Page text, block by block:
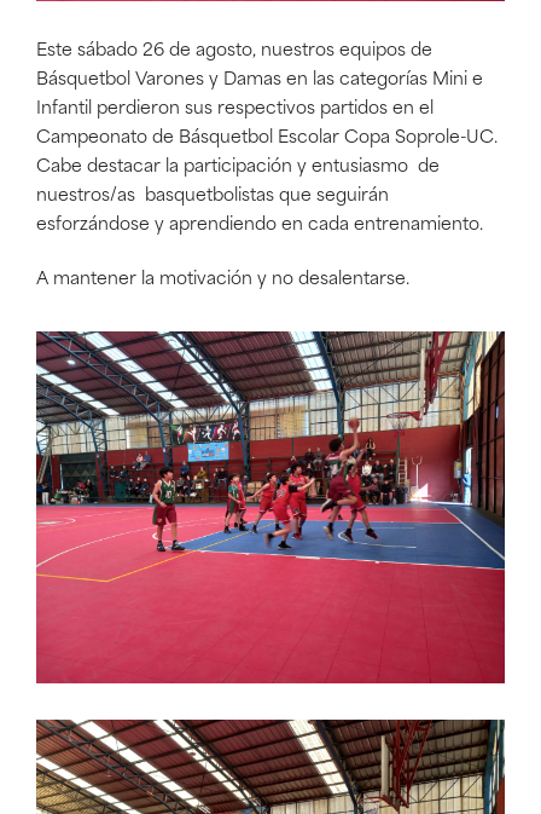
Este sábado 26 de agosto, nuestros equipos de
Básquetbol Varones y Damas en las categorías Mini e
Infantil perdieron sus respectivos partidos en el
Campeonato de Básquetbol Escolar Copa Soprole-UC.
Cabe destacar la participación y entusiasmo de
nuestros/as basquetbolistas que seguirán
esforzándose y aprendiendo en cada entrenamiento.
A mantener la motivación y no desalentarse.